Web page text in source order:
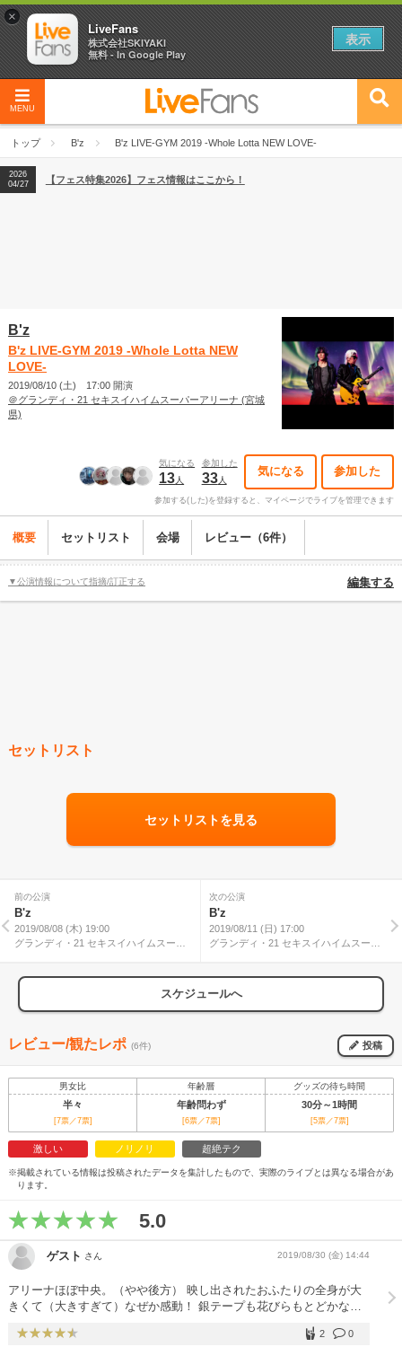
MENU
トップ B'z B'z LIVE-GYM 2019 -Whole Lotta NEW LOVE-
2026
04/27
2026
【ライブ動員ランキング】2026年上半期編発表！
2026
04/27
【フェス特集2026】フェス情報はここから！
B'z
B'z LIVE-GYM 2019 -Whole Lotta NEW
LOVE-
2019/08/10 (土) 17:00 開演
＠グランディ・21 セキスイハイムスーパーアリーナ (宮城
県)
気になる
13人
参加した
33人
気になる 参加した
参加する(した)を登録すると、マイページでライブを管理できます
概要 セットリスト 会場 レビュー（6件）
▼公演情報について指摘/訂正する 編集する
セットリスト
セットリストを見る
前の公演
B'z
2019/08/08 (木) 19:00
グランディ・21 セキスイハイムスーパ
次の公演
B'z
2019/08/11 (日) 17:00
グランディ・21 セキスイハイムスーパ
スケジュールへ
レビュー/観たレポ (6件) 投稿
男女比 年齢層 グッズの待ち時間
半々 年齢問わず 30分～1時間
[7票／7票] [6票／7票] [5票／7票]
激しい ノリノリ 超絶テク
※掲載されている情報は投稿されたデータを集計したもので、実際のライブとは異なる場合があ
ります。
5.0
ゲスト さん 2019/08/30 (金) 14:44
アリーナほぼ中央。（やや後方） 映し出されたおふたりの全身が大
きくて（大きすぎて）なぜか感動！ 銀テープも花びらもとどかない
が加工されモノトーンになったりしていたので、そのままが良かった
0
2
×
LiveFans
株式会社SKIYAKI
無料 - In Google Play
表示